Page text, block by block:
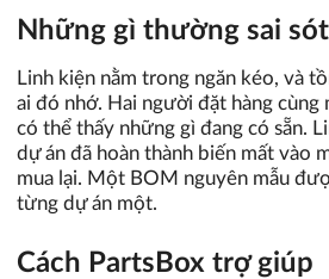
Những gì thường sai sót
Linh kiện nằm trong ngăn kéo, và
ai đó nhớ. Hai người đặt hàng cùng
có thể thấy những gì đang có sẵn.
dự án đã hoàn thành biến mất vào
mua lại. Một BOM nguyên mẫu
từng dự án một.
Cách PartsBox trợ giúp